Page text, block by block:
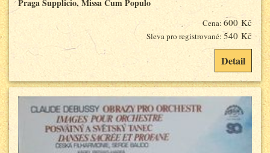
Praga Supplicio, Missa Cum Populo
Cena: 600 Kč
Sleva pro registrované: 540 Kč
Detail